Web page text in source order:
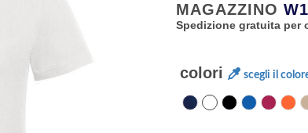
MAGAZZINO W1
Spedizione gratuita per
colori scegli il